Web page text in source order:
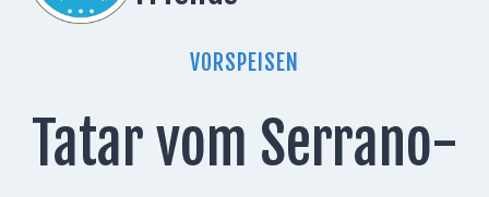
VORSPEISEN
Tatar vom Serrano-